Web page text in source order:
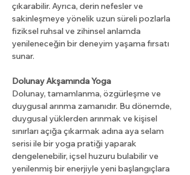
çıkarabilir. Ayrıca, derin nefesler ve
sakinleşmeye yönelik uzun süreli pozlarla
fiziksel ruhsal ve zihinsel anlamda
yenileneceğin bir deneyim yaşama fırsatı
sunar.
Dolunay Akşamında Yoga
Dolunay, tamamlanma, özgürleşme ve
duygusal arınma zamanıdır. Bu dönemde,
duygusal yüklerden arınmak ve kişisel
sınırları açığa çıkarmak adına aya selam
serisi ile bir yoga pratiği yaparak
dengelenebilir, içsel huzuru bulabilir ve
yenilenmiş bir enerjiyle yeni başlangıçlara